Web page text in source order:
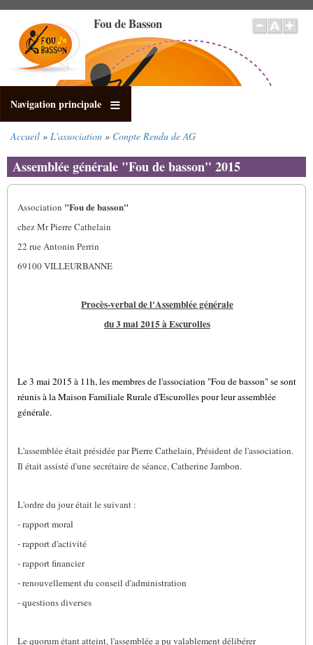
contenu
principal
Fou de Basson
Navigation principale
d'Ariane
Accueil L'association Conpte Rendu de AG
Assemblée générale "Fou de basson" 2015
Association "Fou de basson"
chez Mr Pierre Cathelain
22 rue Antonin Perrin
69100 VILLEURBANNE
Procès-verbal de l'Assemblée générale
du 3 mai 2015 à Escurolles
Le 3 mai 2015 à 11h, les membres de l'association "Fou de basson" se sont
réunis à la Maison Familiale Rurale d'Escurolles pour leur assemblée
générale.
L'assemblée était présidée par Pierre Cathelain, Président de l'association.
Il était assisté d'une secrétaire de séance, Catherine Jambon.
L'ordre du jour était le suivant :
- rapport moral
- rapport d'activité
- rapport financier
- renouvellement du conseil d'administration
- questions diverses
Le quorum étant atteint, l'assemblée a pu valablement délibérer